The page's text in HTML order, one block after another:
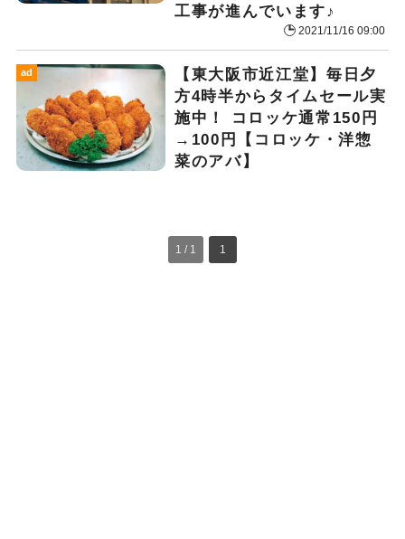
工事が進んでいます♪
2021/11/16 09:00
ad
【東大阪市近江堂】毎日夕
方4時半からタイムセール実
施中！ コロッケ通常150円
→100円【コロッケ・洋惣
菜のアバ】
1 / 1 1